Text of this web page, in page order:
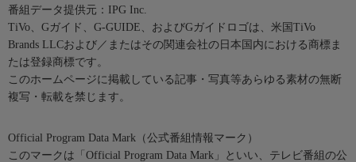
番組データ提供元：IPG Inc.
TiVo、Gガイド、G-GUIDE、およびGガイドロゴは、米国TiVo
Brands LLCおよび／またはその関連会社の日本国内における商標ま
たは登録商標です。
このホームページに掲載している記事・写真等あらゆる素材の無断
複写・転載を禁じます。
Official Program Data Mark（公式番組情報マーク）
このマークは「Official Program Data Mark」といい、テレビ番組の公